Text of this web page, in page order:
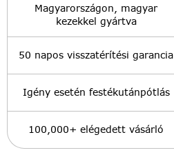
Magyarországon, magyar
kezekkel gyártva
50 napos visszatérítési garancia
Igény esetén festékutánpótlás
100,000+ elégedett vásárló